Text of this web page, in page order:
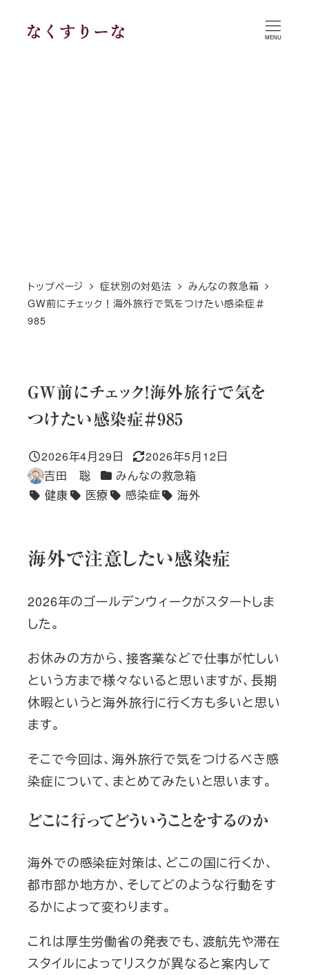
MENU
トップページ 症状別の対処法
みんなの救急箱
GW前にチェック！海外旅行で気をつけたい感染症＃
985
GW前にチェック！海外旅行で気を
つけたい感染症＃985
投稿日
2026年4月29日
更新日
2026年5月12日
著
者
吉田 聡 カテゴリー
みんなの救急箱
タグ
健康 医療 感染症 海外
海外で注意したい感染症
2026年のゴールデンウィークがスタートしま
した。
お休みの方から、接客業などで仕事が忙しい
という方まで様々ないると思いますが、長期
休暇というと海外旅行に行く方も多いと思い
ます。
そこで今回は、海外旅行で気をつけるべき感
染症について、まとめてみたいと思います。
どこに行ってどういうことをするのか
海外での感染症対策は、どこの国に行くか、
都市部か地方か、そしてどのような行動をす
るかによって変わります。
これは厚生労働省の発表でも、渡航先や滞在
スタイルによってリスクが異なると案内して